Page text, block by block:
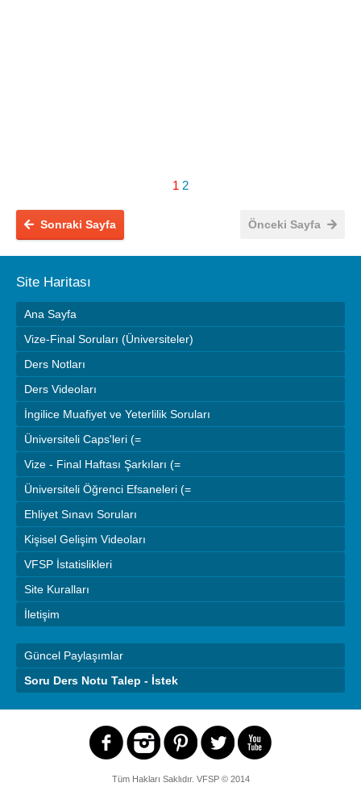
1 2
Önceki Sayfa
Sonraki Sayfa
Site Haritası
Ana Sayfa
Vize-Final Soruları (Üniversiteler)
Ders Notları
Ders Videoları
İngilice Muafiyet ve Yeterlilik Soruları
Üniversiteli Caps'leri (=
Vize - Final Haftası Şarkıları (=
Üniversiteli Öğrenci Efsaneleri (=
Ehliyet Sınavı Soruları
Kişisel Gelişim Videoları
VFSP İstatislikleri
Site Kuralları
İletişim
Güncel Paylaşımlar
Soru Ders Notu Talep - İstek
Tüm Hakları Saklıdır. VFSP© 2014